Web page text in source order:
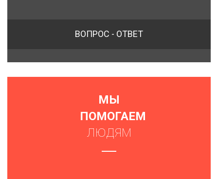
ВОПРОС - ОТВЕТ
МЫ
ПОМОГАЕМ
ЛЮДЯМ